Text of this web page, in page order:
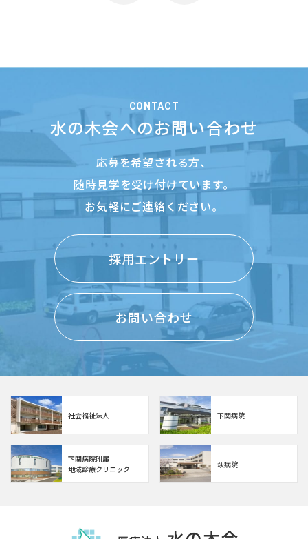
CONTACT
水の木会へのお問い合わせ
応募を希望される方、
随時見学を受け付けています。
お気軽にご連絡ください。
採用エントリー
お問い合わせ
社会福祉法人 下関病院
下関病院附属
地域診療クリニック
萩病院